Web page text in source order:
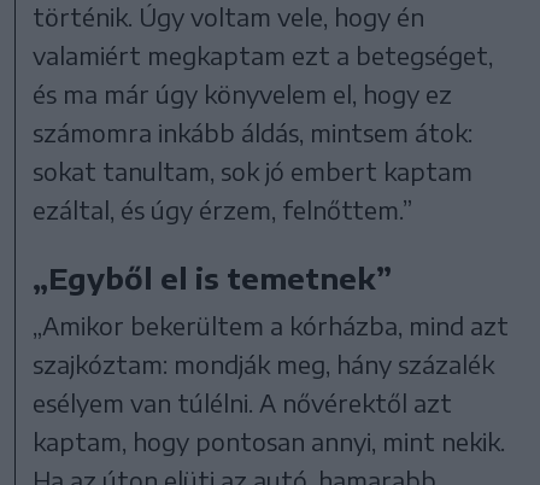
történik. Úgy voltam vele, hogy én
valamiért megkaptam ezt a betegséget,
és ma már úgy könyvelem el, hogy ez
számomra inkább áldás, mintsem átok:
sokat tanultam, sok jó embert kaptam
ezáltal, és úgy érzem, felnőttem.”
„Egyből el is temetnek”
„Amikor bekerültem a kórházba, mind azt
szajkóztam: mondják meg, hány százalék
esélyem van túlélni. A nővérektől azt
kaptam, hogy pontosan annyi, mint nekik.